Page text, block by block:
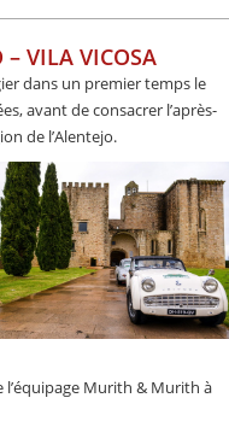
VILA VICOSA
dans un premier temps le
avant de consacrer l’après-
de l’Alentejo.
l’équipage Murith & Murith à